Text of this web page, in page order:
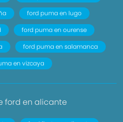
ford puma en lugo
ford puma en ourense
ford puma en salamanca
en vizcaya
ford en alicante